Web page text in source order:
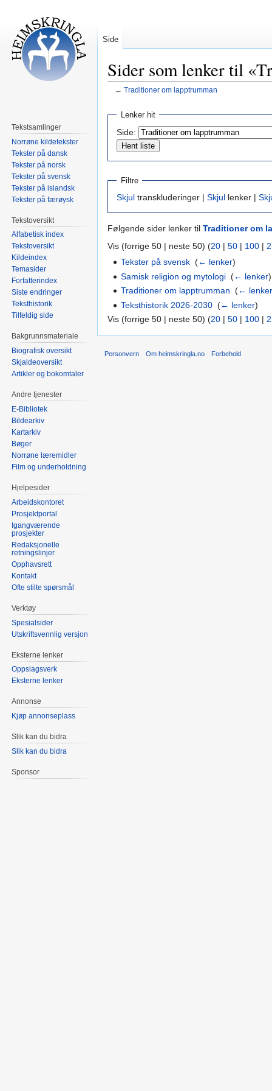
Sider som lenker til
← Traditioner om lapptrumman
Hopp
navigering
Hopp
søk
Lenker hit
Side:
Filtre
Skjul transkluderinger | Skjul lenker |
Følgende sider lenker til Traditioner om
Vis (forrige 50 | neste 50) (20 | 50 | 100 |
Tekster på svensk ‎(← lenker)
Samisk religion og mytologi ‎(← lenker)
Traditioner om lapptrumman ‎(←
Teksthistorik 2026-2030 ‎(← lenker)
Vis (forrige 50 | neste 50) (20 | 50 | 100 |
Side
Tekstsamlinger
Norrøne kildetekster
Tekster på dansk
Tekster på norsk
Tekster på svensk
Tekster på islandsk
Tekster på færøysk
Tekstoversikt
Alfabetisk index
Tekstoversikt
Kildeindex
Temasider
Forfatterindex
Siste endringer
Teksthistorik
Tilfeldig side
Bakgrunnsmateriale
Biografisk oversikt
Skjaldeoversikt
Artikler og bokomtaler
Andre tjenester
E-Bibliotek
Bildearkiv
Kartarkiv
Bøger
Norrøne læremidler
Film og underholdning
Hjelpesider
Arbeidskontoret
Prosjektportal
Igangværende
prosjekter
Redaksjonelle
retningslinjer
Opphavsrett
Kontakt
Ofte stilte spørsmål
Verktøy
Spesialsider
Utskriftsvennlig versjon
Eksterne lenker
Oppslagsverk
Eksterne lenker
Annonse
Kjøp annonseplass
Slik kan du bidra
Slik kan du bidra
Sponsor
Personvern Om heimskringla.no Forbehold